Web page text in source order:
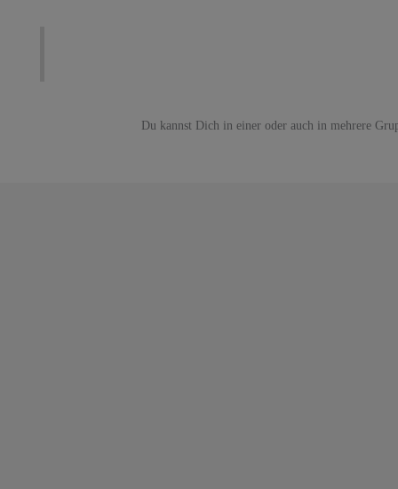
Du kannst Dich in einer oder auch in mehrere